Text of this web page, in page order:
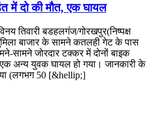
में दो की मौत, एक घायल
तिवारी बडहलगंज/गोरखपुर(निष्पक्ष
बाजार के सामने कतलही गेट के पास
सामने जोरदार टक्कर में दोनों बाइक
अन्य युवक घायल हो गया। जानकारी के
(लगभग 50 [&hellip;]